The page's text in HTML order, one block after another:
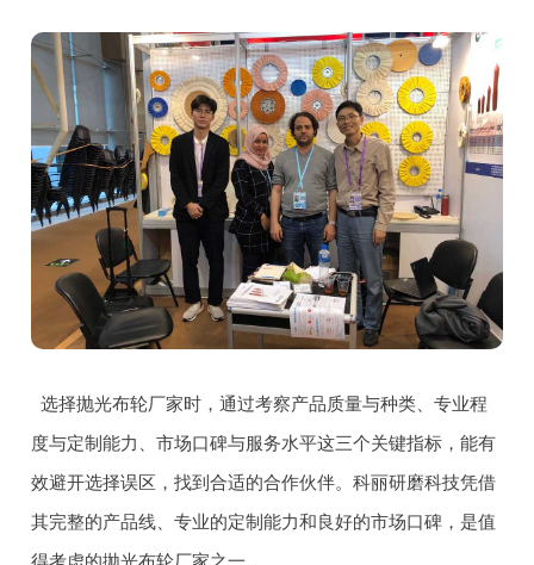
选择抛光布轮厂家时，通过考察产品质量与种类、专业程
度与定制能力、市场口碑与服务水平这三个关键指标，能有
效避开选择误区，找到合适的合作伙伴。科丽研磨科技凭借
其完整的产品线、专业的定制能力和良好的市场口碑，是值